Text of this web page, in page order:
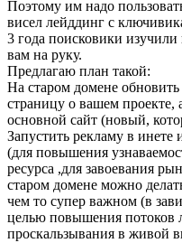
Поэтому им надо
висел лейддинг с
3 года поисковики
вам на руку.
Предлагаю план такой:
На старом домене
страницу о вашем проекте,
основной сайт (новый,
Запустить рекламу в инете
(для повышения
ресурса ,для завоевания
старом домене можно
чем то супер важном (в
целью повышения потоков
проскальзывания в живой